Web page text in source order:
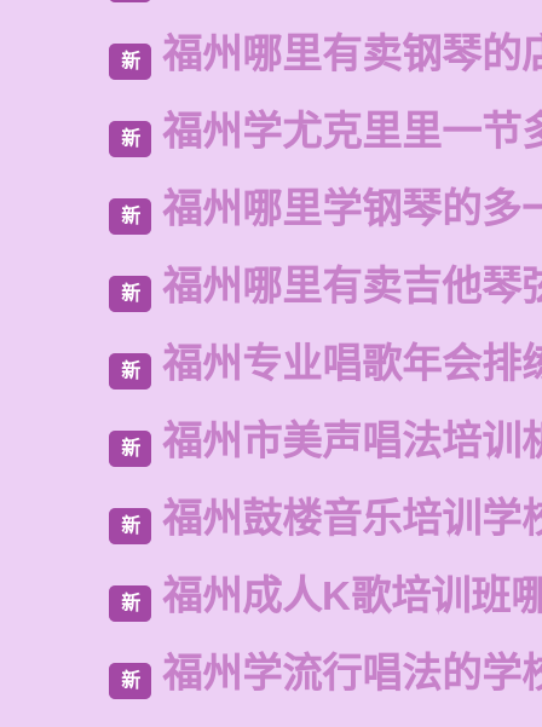
新 福州哪里有卖钢琴的
新 福州学尤克里里一节
新 福州哪里学钢琴的多
新 福州哪里有卖吉他琴
新 福州专业唱歌年会排
新 福州市美声唱法培训
新 福州鼓楼音乐培训学
新 福州成人K歌培训班
新 福州学流行唱法的学